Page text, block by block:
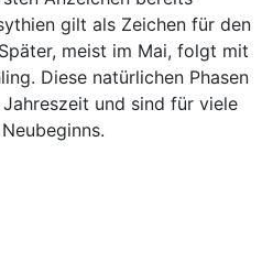
gilt als Zeichen für den
meist im Mai, folgt mit
Diese natürlichen Phasen
und sind für viele